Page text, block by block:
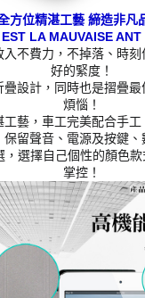
方位精湛工藝 締造非凡
LA MAUVAISE
入不費力，不掉落、時
好的緊度！
疊設計，同時也是摺疊
煩惱！
工藝，車工完美配合手
保留聲音、電源及按鍵
，選擇自己個性的顏色
掌控！